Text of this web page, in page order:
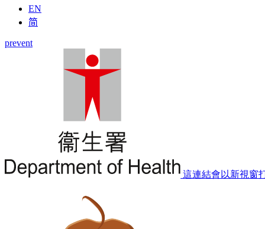
EN
简
prevent
這連結會以新視窗